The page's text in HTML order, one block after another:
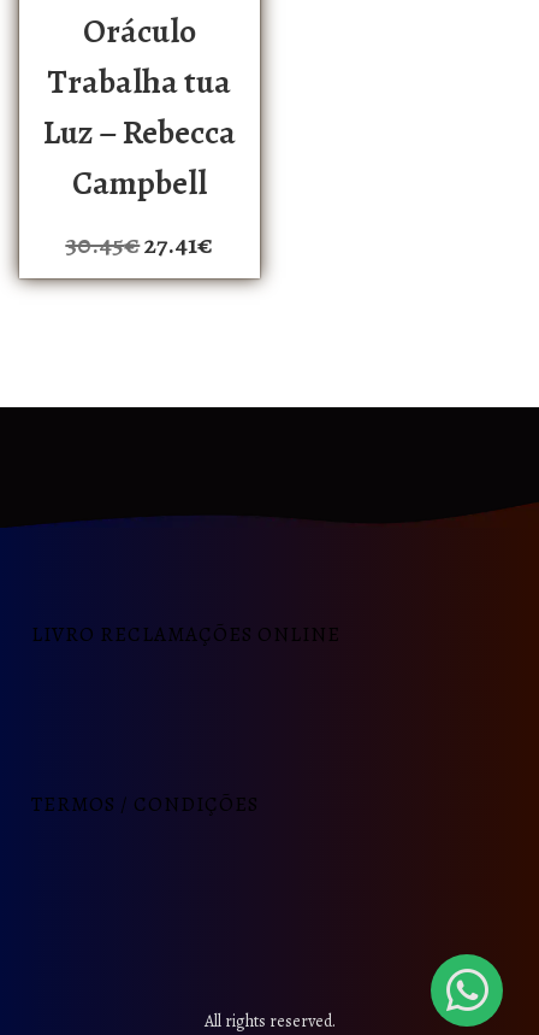
Oráculo
Trabalha tua
Luz – Rebecca
Campbell
30.45€27.41€
LIVRO RECLAMAÇÕES ONLINE
TERMOS / CONDIÇÕES
All rights reserved.